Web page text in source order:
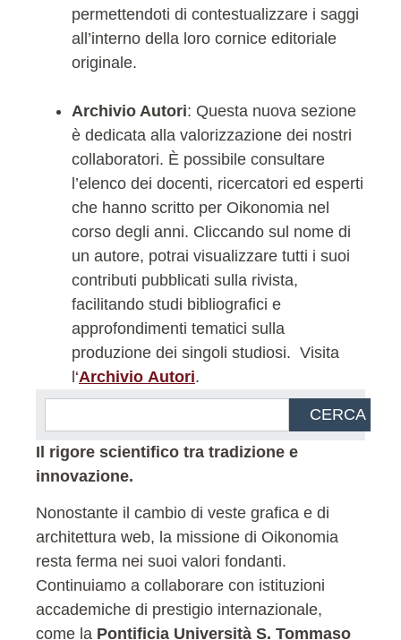
permettendoti di contestualizzare i saggi
all’interno della loro cornice editoriale
originale.
Archivio Autori: Questa nuova sezione
è dedicata alla valorizzazione dei nostri
collaboratori. È possibile consultare
l’elenco dei docenti, ricercatori ed esperti
che hanno scritto per Oikonomia nel
corso degli anni. Cliccando sul nome di
un autore, potrai visualizzare tutti i suoi
contributi pubblicati sulla rivista,
facilitando studi bibliografici e
approfondimenti tematici sulla
produzione dei singoli studiosi. Visita
l‘Archivio Autori.
CERCA
Il rigore scientifico tra tradizione e
innovazione.
Nonostante il cambio di veste grafica e di
architettura web, la missione di Oikonomia
resta ferma nei suoi valori fondanti.
Continuiamo a collaborare con istituzioni
accademiche di prestigio internazionale,
come la Pontificia Università S. Tommaso